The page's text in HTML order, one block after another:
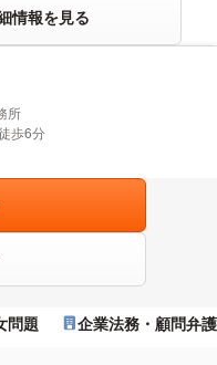
情報を見る
所
歩6分
問題 企業法務・顧問弁